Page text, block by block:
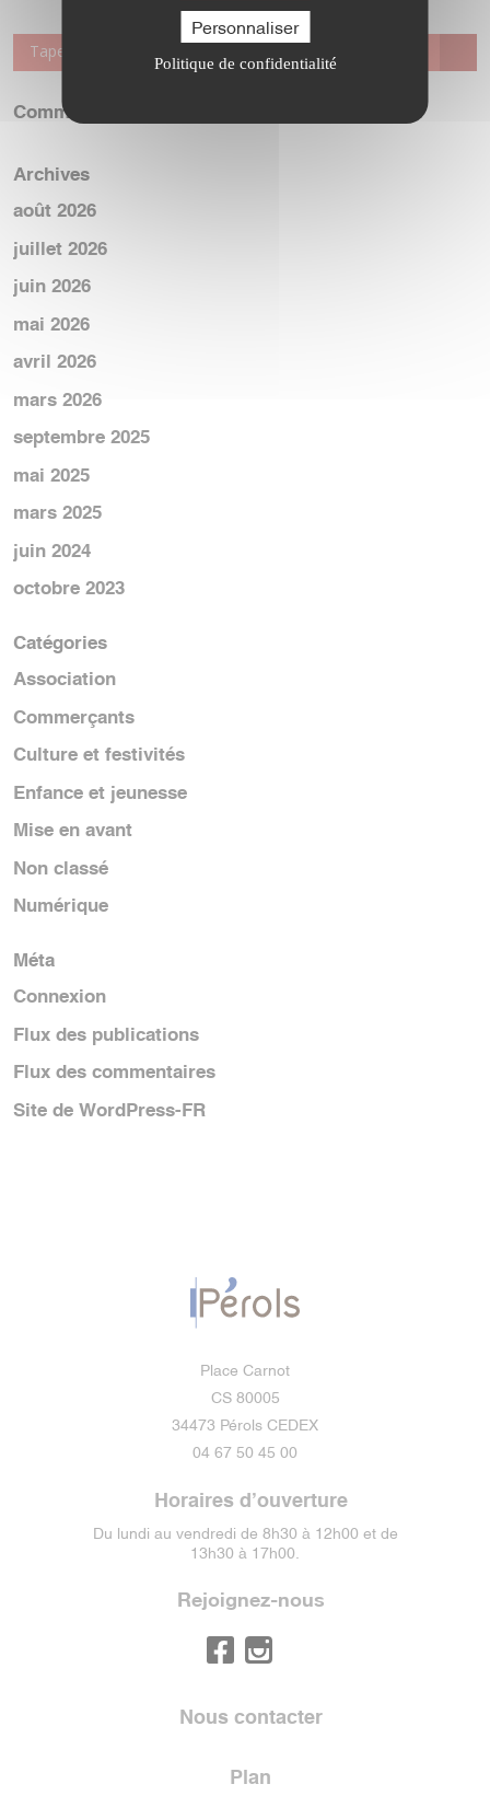
Commentaires récents
Archives
août 2026
juillet 2026
juin 2026
mai 2026
avril 2026
mars 2026
septembre 2025
mai 2025
mars 2025
juin 2024
octobre 2023
Catégories
Association
Commerçants
Culture et festivités
Enfance et jeunesse
Mise en avant
Non classé
Numérique
Méta
Connexion
Flux des publications
Flux des commentaires
Site de WordPress-FR
Place Carnot
CS 80005
34473 Pérols CEDEX
04 67 50 45 00
Horaires d’ouverture
Du lundi au vendredi de 8h30 à 12h00 et de
13h30 à 17h00.
Rejoignez-nous
Nous contacter
Plan
Personnaliser
Politique de confidentialité